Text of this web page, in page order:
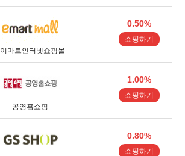
이마트인터넷쇼핑몰
0.50%
쇼핑하기
공영홈쇼핑
1.00%
쇼핑하기
0.80%
쇼핑하기